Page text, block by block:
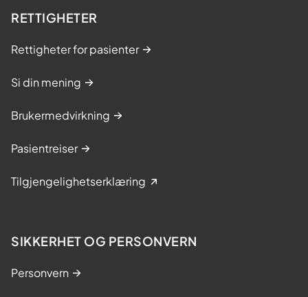
RETTIGHETER
Rettigheter for pasienter
Si din mening
Brukermedvirkning
Pasientreiser
Tilgjengelighetserklæring
SIKKERHET OG PERSONVERN
Personvern